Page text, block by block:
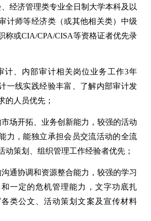
经济管理类专业全日制大学本科及以
计师等经济类（或其他相关类）中级
称或CIA/CPA/CISA等资格证者优先录
计、内部审计相关岗位业务工作3年
一线实践经验丰富、了解内部审计发
的人员优先；
场开拓、业务创新能力，较强的活动
力，能独立承担会员交流活动的全流
动策划、组织管理工作经验者优先；
通协调和资源整合能力，较强的学习
一定的危机管理能力，文字功底扎
类公文、活动策划文案及宣传材料